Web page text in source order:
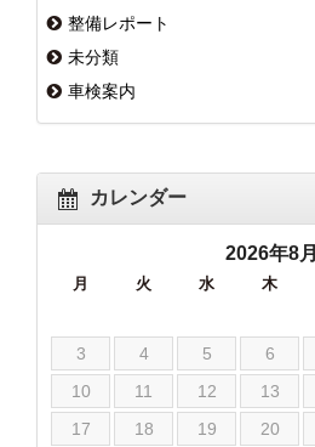
整備レポート
未分類
車検案内
カレンダー
2026年8月
月 火 水 木
3
4 5 6
10
11 12 13
17
18 19 20